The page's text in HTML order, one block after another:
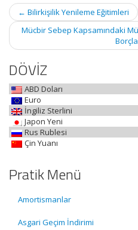
Post
navigation
← Bilirkişilik Yenileme Eğitimleri
Mücbir Sebep Kapsamındaki
DÖVİZ
ABD Doları
Euro
İngiliz Sterlini
Japon Yeni
Rus Rublesi
Çin Yuanı
Pratik Menü
Amortismanlar
Asgari Geçim İndirimi